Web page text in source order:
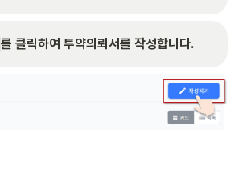
를 클릭하여 투약의뢰서를 작성합니다.